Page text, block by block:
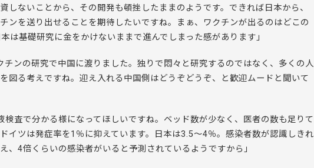
しないことから、その開発も頓挫したままのようです。できれば日本から、
ンを送り出せることを期待したいですね。まぁ、ワクチンが出るのはどこの
は基礎研究に金をかけないままで進んでしまった感があります」
チンの研究で中国に渡りました。独りで悶々と研究するのではなく、多くの人
図る考えですね。迎え入れる中国側はどうぞどうぞ、と歓迎ムードと聞いて
検査で分かる様になってほしいですね。ベッド数が少なく、医者の数も足りて
イツは発症率を1％に抑えています。日本は3.5～4％。感染者数が認識しきれ
、4倍くらいの感染者がいると予測されているようですから」